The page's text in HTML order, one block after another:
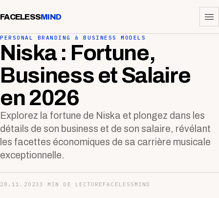
FACELESSMIND
PERSONAL BRANDING & BUSINESS MODELS
Niska : Fortune,
Business et Salaire
en 2026
Explorez la fortune de Niska et plongez dans les
détails de son business et de son salaire, révélant
les facettes économiques de sa carrière musicale
exceptionnelle.
28.11.2023 3 MIN DE LECTURE FACELESSMIND